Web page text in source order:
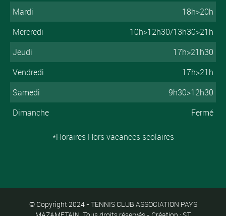
Mardi
18h>20h
Mercredi
10h>12h30/13h30>21h
Jeudi
17h>21h30
Vendredi
17h>21h
Samedi
9h30>12h30
Dimanche
Fermé
*Horaires Hors vacances scolaires
© Copyright 2024 - TENNIS CLUB ASSOCIATION PAYS